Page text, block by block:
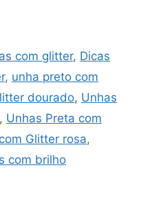
com glitter, Dicas
, unha preto com
dourado, Unhas
, Unhas Preta com
Glitter rosa,
com brilho